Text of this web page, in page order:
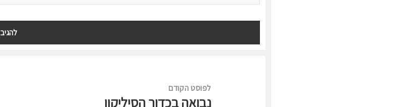
לפוסט הקודם
לפוסט
נבואה בכדור הסיליקון